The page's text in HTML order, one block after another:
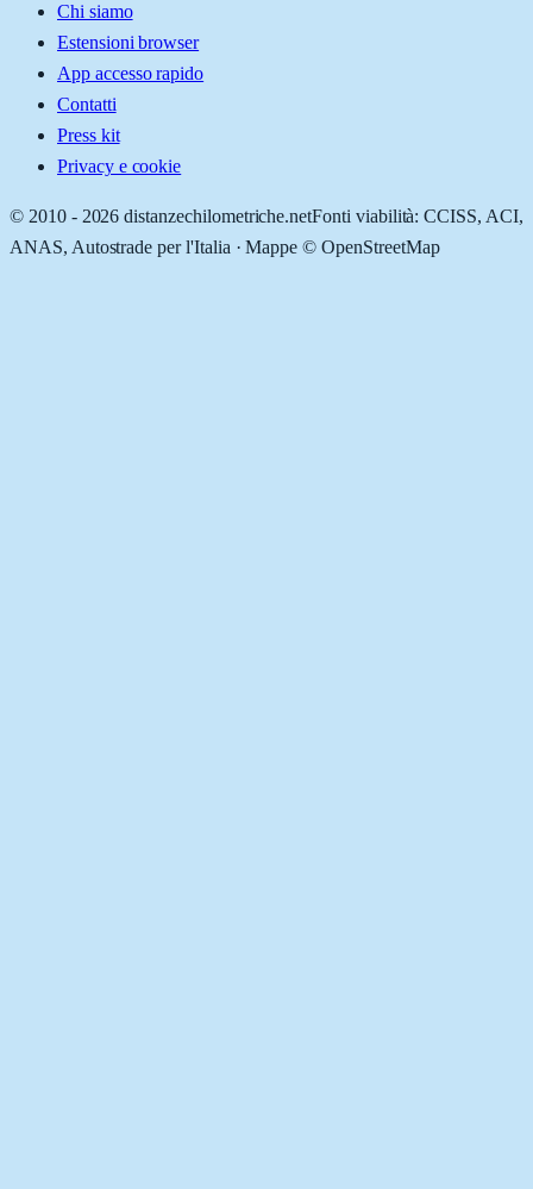
Chi siamo
Estensioni browser
App accesso rapido
Contatti
Press kit
Privacy e cookie
© 2010 - 2026 distanzechilometriche.netFonti viabilità: CCISS, ACI,
ANAS, Autostrade per l'Italia · Mappe © OpenStreetMap